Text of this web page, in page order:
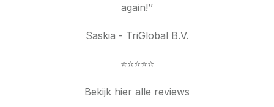
again!’’
Saskia - TriGlobal B.V.
⭐⭐⭐⭐⭐
Bekijk hier alle reviews